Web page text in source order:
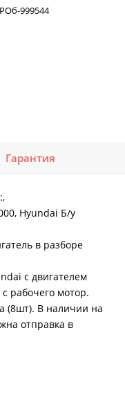
РОб-999544
Гарантия
Hyundai Б/у
в разборе
с двигателем
рабочего мотор.
(8шт). В наличии на
отправка в